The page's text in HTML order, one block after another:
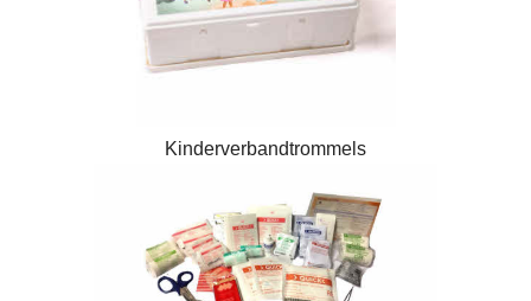
Kinderverbandtrommels